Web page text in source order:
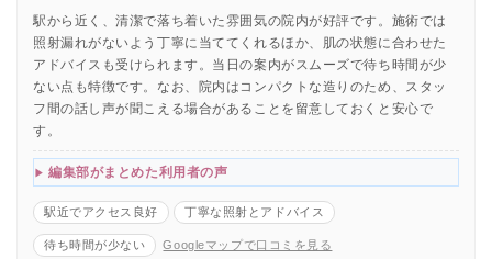
駅から近く、清潔で落ち着いた雰囲気の院内が好評です。施術では
照射漏れがないよう丁寧に当ててくれるほか、肌の状態に合わせた
アドバイスも受けられます。当日の案内がスムーズで待ち時間が少
ない点も特徴です。なお、院内はコンパクトな造りのため、スタッ
フ間の話し声が聞こえる場合があることを留意しておくと安心で
す。
編集部がまとめた利用者の声
駅近でアクセス良好 丁寧な照射とアドバイス
待ち時間が少ない Googleマップで口コミを見る